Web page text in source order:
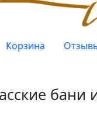
меню
Корзина
бани